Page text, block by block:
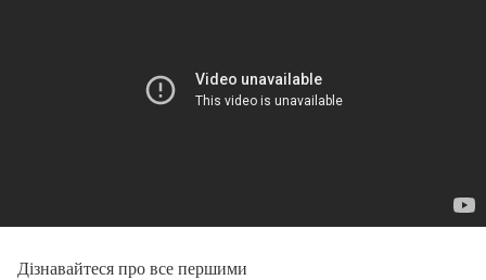
Дізнавайтеся про все першими